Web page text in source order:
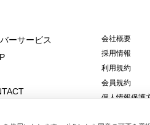
ーサービス
会社概要
採用情報
利用規約
会員規約
個人情報保護